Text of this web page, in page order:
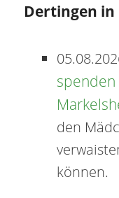
springen
Dertingen in
den
können.